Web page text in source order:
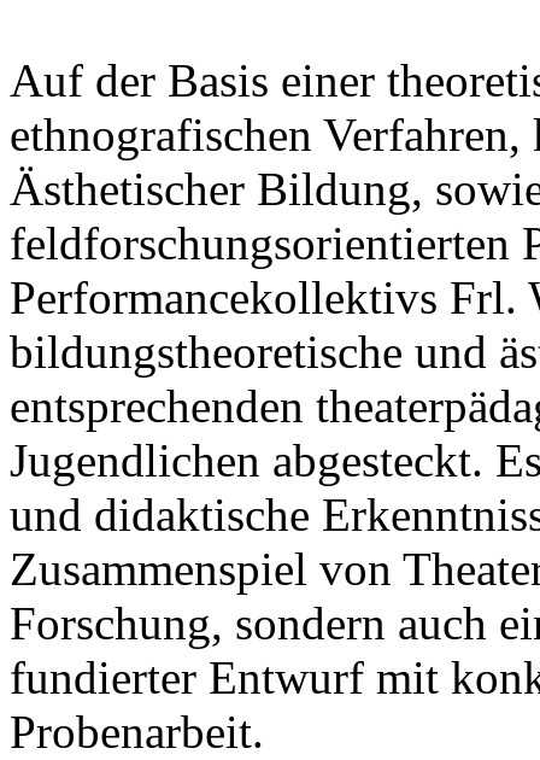
Auf der Basis einer
ethnografischen
Ästhetischer Bildung,
feldforschungsorientierten
Performancekollektivs Frl.
bildungstheoretische und
entsprechenden
Jugendlichen abgesteckt.
und didaktische
Zusammenspiel von
Forschung, sondern auch
fundierter Entwurf mit
Probenarbeit.